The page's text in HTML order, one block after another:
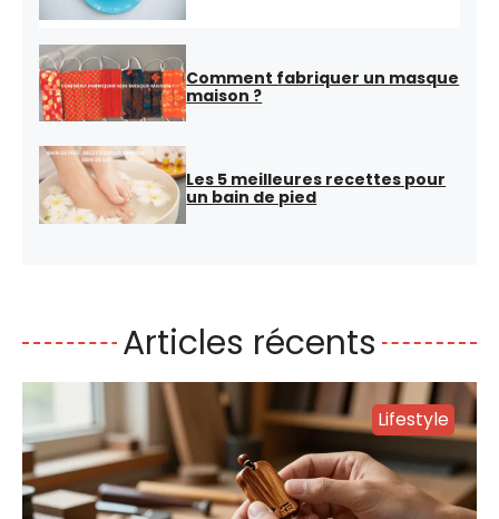
Comment fabriquer un masque
maison ?
Les 5 meilleures recettes pour
un bain de pied
Articles récents
Lifestyle